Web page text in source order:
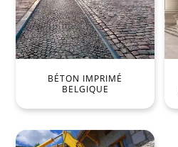
BÉTON IMPRIMÉ
BELGIQUE